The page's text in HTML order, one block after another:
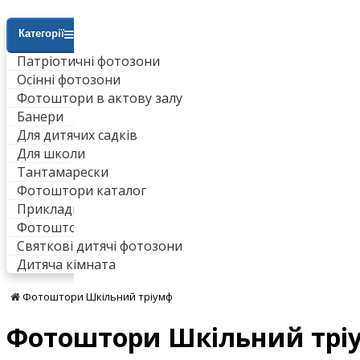
Категорії
Патріотичні фотозони
Осінні фотозони
Фотоштори в актову залу
Банери
Для дитячих садків
Для школи
Тантамарески
Фотоштори каталог
Приклади робіт
Фотоштори для ванни
Святкові дитячі фотозони
Дитяча кімната
Фотоштори Шкільний тріумф
Фотоштори Шкільний